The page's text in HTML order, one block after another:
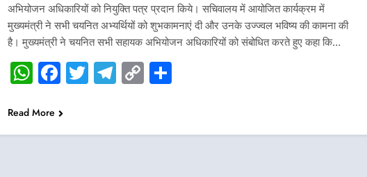
अभियोजन अधिकारियों को नियुक्ति पत्र प्रदान किये। सचिवालय में आयोजित कार्यक्रम में
मुख्यमंत्री ने सभी चयनित अभ्यर्थियों को शुभकामनाएं दी और उनके उज्ज्वल भविष्य की कामना की
है। मुख्यमंत्री ने चयनित सभी सहायक अभियोजन अधिकारियों को संबोधित करते हुए कहा कि…
WhatsApp
Facebook
Twitter
Telegram
Copy
Read More